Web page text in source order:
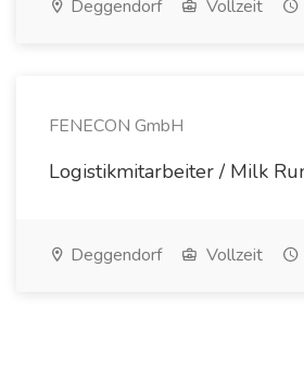
Deggendorf Vollzeit
FENECON GmbH
Logistikmitarbeiter / Milk
Deggendorf Vollzeit